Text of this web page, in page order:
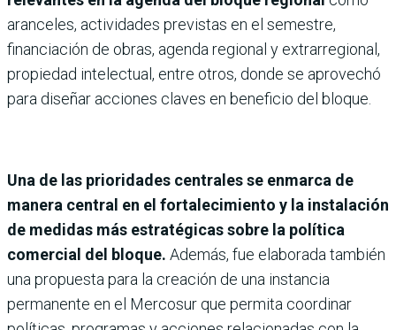
aranceles, actividades previstas en el semestre,
financiación de obras, agenda regional y extrarregional,
propiedad intelectual, entre otros, donde se aprovechó
para diseñar acciones claves en beneficio del bloque.
Una de las prioridades centrales se enmarca de
manera central en el fortalecimiento y la instalación
de medidas más estratégicas sobre la política
comercial del bloque. Además, fue elaborada también
una propuesta para la creación de una instancia
permanente en el Mercosur que permita coordinar